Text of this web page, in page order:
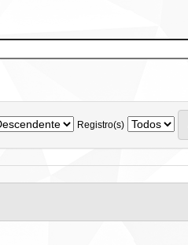
Registro(s)